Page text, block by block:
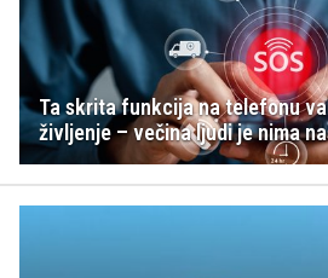
Ta skrita funkcija na telefonu
življenje – večina ljudi je nima